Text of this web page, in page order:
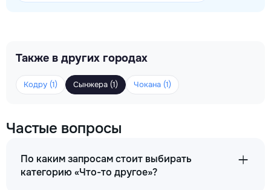
Также в других городах
Кодру (1) Сынжера (1) Чокана (1)
Частые вопросы
По каким запросам стоит выбирать
категорию «Что-то другое»?